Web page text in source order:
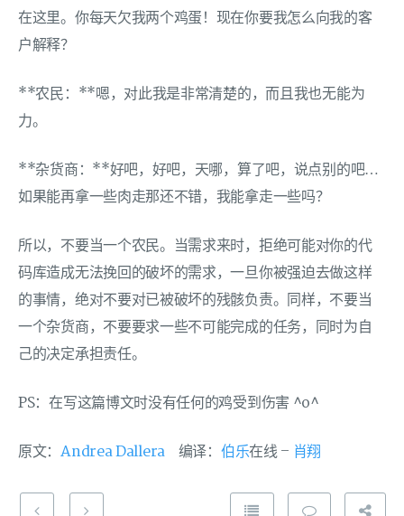
在这里。你每天欠我两个鸡蛋！现在你要我怎么向我的客
户解释？
**农民：**嗯，对此我是非常清楚的，而且我也无能为
力。
**杂货商：**好吧，好吧，天哪，算了吧，说点别的吧…
如果能再拿一些肉走那还不错，我能拿走一些吗？
所以，不要当一个农民。当需求来时，拒绝可能对你的代
码库造成无法挽回的破坏的需求，一旦你被强迫去做这样
的事情，绝对不要对已被破坏的残骸负责。同样，不要当
一个杂货商，不要要求一些不可能完成的任务，同时为自
己的决定承担责任。
PS：在写这篇博文时没有任何的鸡受到伤害 ^o^
原文：Andrea Dallera编译： 伯乐在线 – 肖翔